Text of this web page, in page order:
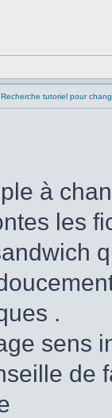
tutoriel pour
à
les
.
sens
de